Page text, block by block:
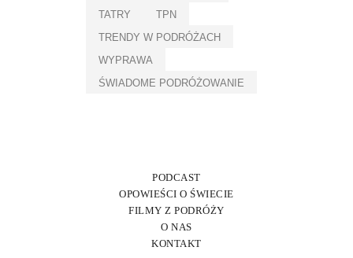
TATRY
TPN
TRENDY W PODRÓŻACH
WYPRAWA
ŚWIADOME PODRÓŻOWANIE
PODCAST
OPOWIEŚCI O ŚWIECIE
FILMY Z PODRÓŻY
O NAS
KONTAKT